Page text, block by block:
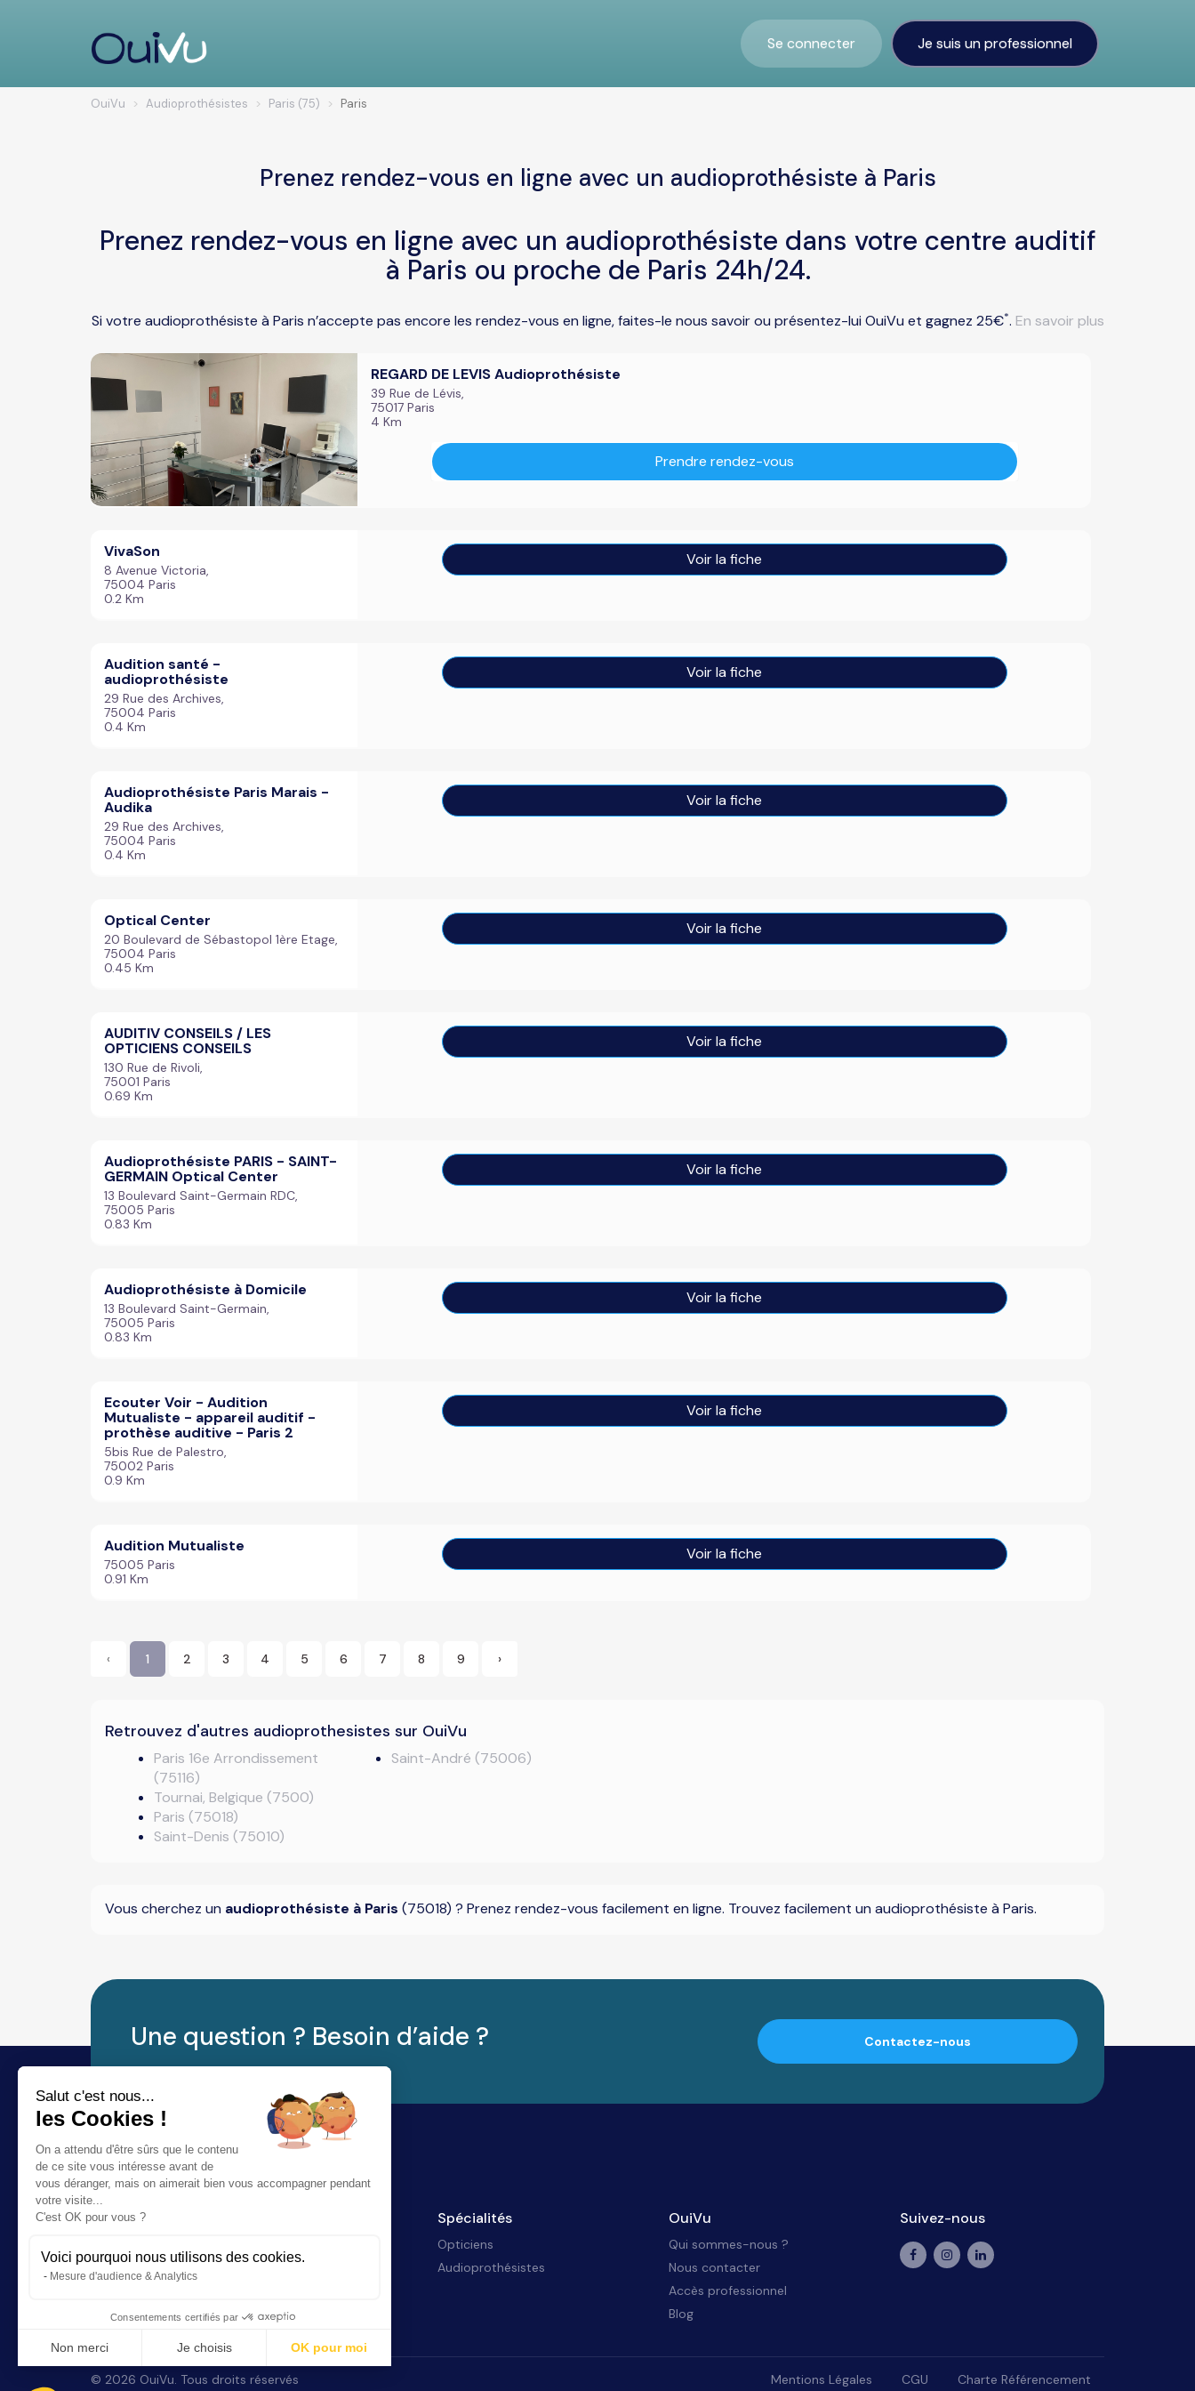
Se connecter Je suis un professionnel
OuiVu Audioprothésistes Paris (75) Paris
Prenez rendez-vous en ligne avec un audioprothésiste à Paris
Prenez rendez-vous en ligne avec un audioprothésiste dans votre centre auditif
à Paris ou proche de Paris 24h/24.
Si votre audioprothésiste à Paris n’accepte pas encore les rendez-vous en ligne, faites-le nous savoir ou présentez-lui OuiVu et gagnez 25€*. En savoir plus
REGARD DE LEVIS Audioprothésiste
39 Rue de Lévis,
75017 Paris
4 Km
Prendre rendez-vous
VivaSon
8 Avenue Victoria,
75004 Paris
0.2 Km
Voir la fiche
Audition santé -
audioprothésiste
29 Rue des Archives,
75004 Paris
0.4 Km
Voir la fiche
Audioprothésiste Paris Marais -
Audika
29 Rue des Archives,
75004 Paris
0.4 Km
Voir la fiche
Optical Center
20 Boulevard de Sébastopol 1ère Etage,
75004 Paris
0.45 Km
Voir la fiche
AUDITIV CONSEILS / LES
OPTICIENS CONSEILS
130 Rue de Rivoli,
75001 Paris
0.69 Km
Voir la fiche
Audioprothésiste PARIS - SAINT-
GERMAIN Optical Center
13 Boulevard Saint-Germain RDC,
75005 Paris
0.83 Km
Voir la fiche
Audioprothésiste à Domicile
13 Boulevard Saint-Germain,
75005 Paris
0.83 Km
Voir la fiche
Ecouter Voir - Audition
Mutualiste - appareil auditif -
prothèse auditive - Paris 2
5bis Rue de Palestro,
75002 Paris
0.9 Km
Voir la fiche
Audition Mutualiste
75005 Paris
0.91 Km
Voir la fiche
‹ 1 2 3 4 5 6 7 8 9 ›
Retrouvez d'autres audioprothesistes sur OuiVu
Paris 16e Arrondissement
(75116)
Tournai, Belgique (7500)
Paris (75018)
Saint-Denis (75010)
Saint-André (75006)
Vous cherchez un audioprothésiste à Paris (75018) ? Prenez rendez-vous facilement en ligne. Trouvez facilement un audioprothésiste à Paris.
Une question ? Besoin d’aide ? Contactez-nous
Rendez-vous en ligne avec votre audioprothésiste ou
votre opticien.
Spécialités
Opticiens
Audioprothésistes
OuiVu
Qui sommes-nous ?
Nous contacter
Accès professionnel
Blog
Suivez-nous
© 2026 OuiVu. Tous droits réservés Mentions Légales CGU Charte Référencement
Salut c'est nous...
les Cookies !
On a attendu d'être sûrs que le contenu
de ce site vous intéresse avant de
vous déranger, mais on aimerait bien vous accompagner pendant
votre visite...
C'est OK pour vous ?
Voici pourquoi nous utilisons des cookies.
Mesure d'audience & Analytics
Consentements certifiés par
Non merci Je choisis OK pour moi
Axeptio consent
Plateforme de Gestion du Consentement : Personnalisez vos Options